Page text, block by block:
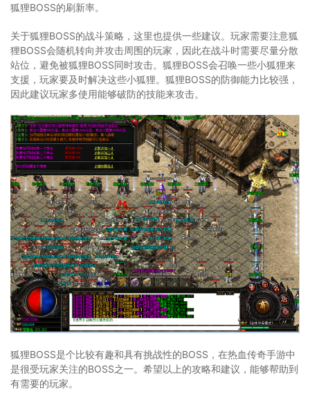
狐狸BOSS的刷新率。
关于狐狸BOSS的战斗策略，这里也提供一些建议。玩家需要注意狐
狸BOSS会随机转向并攻击周围的玩家，因此在战斗时需要尽量分散
站位，避免被狐狸BOSS同时攻击。狐狸BOSS会召唤一些小狐狸来
支援，玩家要及时解决这些小狐狸。狐狸BOSS的防御能力比较强，
因此建议玩家多使用能够破防的技能来攻击。
狐狸BOSS是个比较有趣和具有挑战性的BOSS，在热血传奇手游中
是很受玩家关注的BOSS之一。希望以上的攻略和建议，能够帮助到
有需要的玩家。